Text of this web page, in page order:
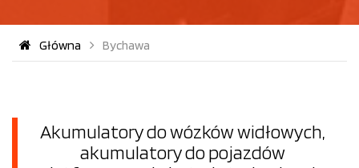
Główna Bychawa
Akumulatory do wózków widłowych,
akumulatory do pojazdów